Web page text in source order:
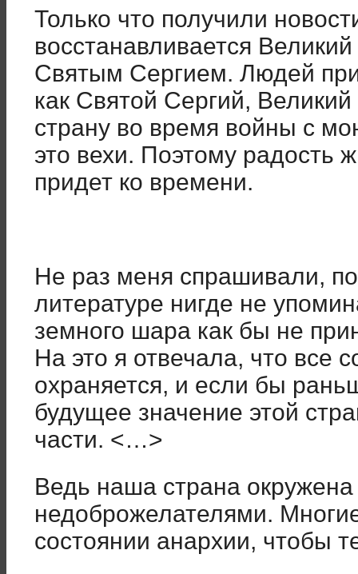
Только что получили
восстанавливается
Святым Сергием. Людей
как Святой Сергий,
страну во время войны с
это вехи. Поэтому радость
придет ко времени.
Не раз меня спрашивали,
литературе нигде не
земного шара как бы не
На это я отвечала, что все
охраняется, и если бы
будущее значение этой
части. <…>
Ведь наша страна окружена
недоброжелателями.
состоянии анархии, чтобы